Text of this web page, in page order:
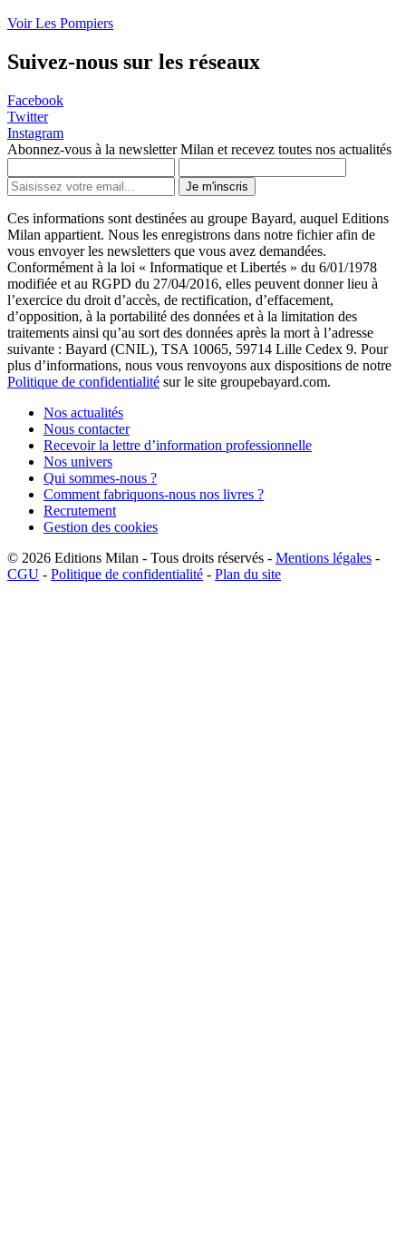
Voir Les Pompiers
Suivez-nous sur les réseaux
Facebook
Twitter
Instagram
Abonnez-vous à la newsletter Milan et recevez toutes nos actualités
Je m'inscris
Ces informations sont destinées au groupe Bayard, auquel Editions
Milan appartient. Nous les enregistrons dans notre fichier afin de
vous envoyer les newsletters que vous avez demandées.
Conformément à la loi « Informatique et Libertés » du 6/01/1978
modifiée et au RGPD du 27/04/2016, elles peuvent donner lieu à
l’exercice du droit d’accès, de rectification, d’effacement,
d’opposition, à la portabilité des données et à la limitation des
traitements ainsi qu’au sort des données après la mort à l’adresse
suivante : Bayard (CNIL), TSA 10065, 59714 Lille Cedex 9. Pour
plus d’informations, nous vous renvoyons aux dispositions de notre
Politique de confidentialité sur le site groupebayard.com.
Nos actualités
Nous contacter
Recevoir la lettre d’information professionnelle
Nos univers
Qui sommes-nous ?
Comment fabriquons-nous nos livres ?
Recrutement
Gestion des cookies
© 2026 Editions Milan - Tous droits réservés - Mentions légales -
CGU - Politique de confidentialité - Plan du site